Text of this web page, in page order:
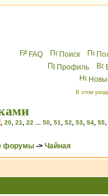
FAQ Поиск
Профиль
В этом
20 21 22 50 51 52 53 54 55
форумы -> Чайная